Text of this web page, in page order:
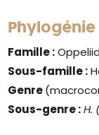
Phylogénie
Famille :
Sous-famille :
Genre
Sous-genre : H.